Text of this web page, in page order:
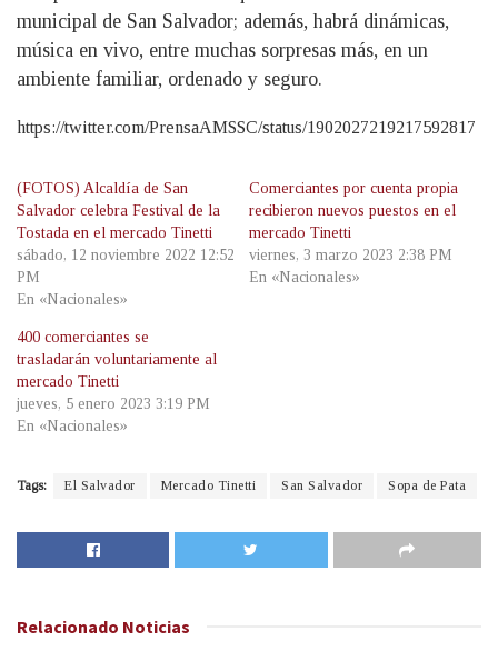
municipal de San Salvador; además, habrá dinámicas,
música en vivo, entre muchas sorpresas más, en un
ambiente familiar, ordenado y seguro.
https://twitter.com/PrensaAMSSC/status/1902027219217592817
(FOTOS) Alcaldía de San
Salvador celebra Festival de la
Tostada en el mercado Tinetti
sábado, 12 noviembre 2022 12:52
PM
En «Nacionales»
Comerciantes por cuenta propia
recibieron nuevos puestos en el
mercado Tinetti
viernes, 3 marzo 2023 2:38 PM
En «Nacionales»
400 comerciantes se
trasladarán voluntariamente al
mercado Tinetti
jueves, 5 enero 2023 3:19 PM
En «Nacionales»
Tags: El Salvador Mercado Tinetti San Salvador Sopa de Pata
Relacionado Noticias